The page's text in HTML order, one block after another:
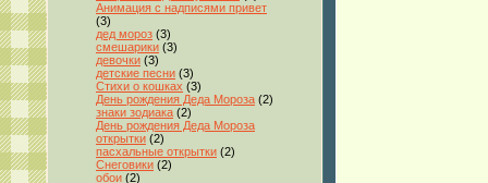
Анимация с надписями привет
(3)
дед мороз (3)
смешарики (3)
девочки (3)
детские песни (3)
Стихи о кошках (3)
День рождения Деда Мороза (2)
знаки зодиака (2)
День рождения Деда Мороза
открытки (2)
пасхальные открытки (2)
Снеговики (2)
обои (2)